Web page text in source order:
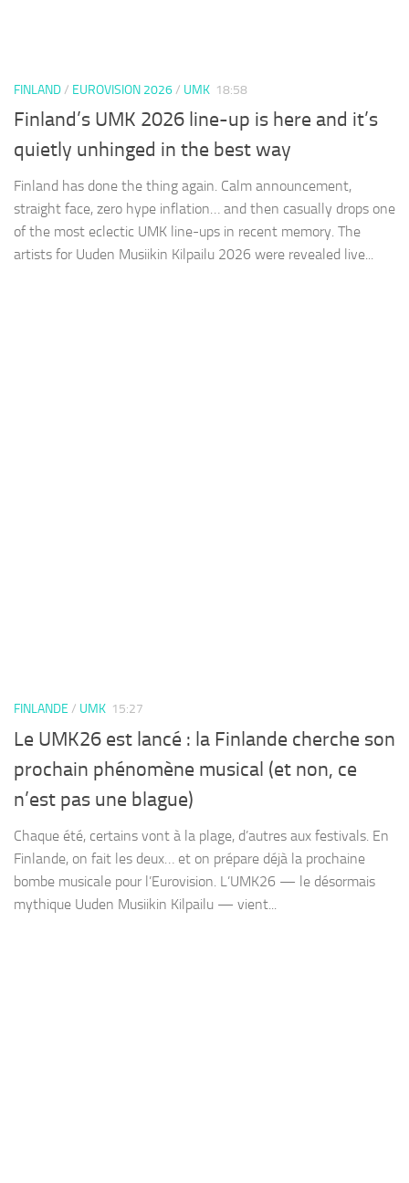
FINLAND/ EUROVISION 2026/ UMK 18:58
Finland’s UMK 2026 line-up is here and it’s
quietly unhinged in the best way
Finland has done the thing again. Calm announcement,
straight face, zero hype inflation… and then casually drops one
of the most eclectic UMK line-ups in recent memory. The
artists for Uuden Musiikin Kilpailu 2026 were revealed live...
FINLANDE / UMK 15:27
Le UMK26 est lancé : la Finlande cherche son
prochain phénomène musical (et non, ce
n’est pas une blague)
Chaque été, certains vont à la plage, d’autres aux festivals. En
Finlande, on fait les deux… et on prépare déjà la prochaine
bombe musicale pour l’Eurovision. L’UMK26 — le désormais
mythique Uuden Musiikin Kilpailu — vient...